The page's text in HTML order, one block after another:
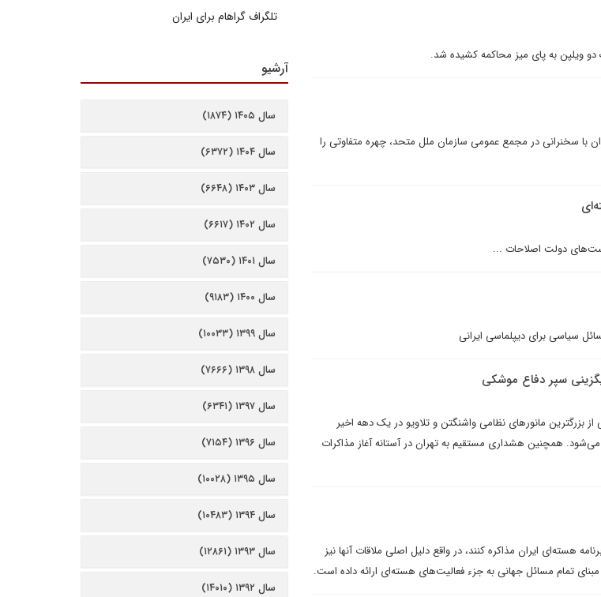
ویلپن به پای میز محاکمه کشیده شد.
ایران با سخنرانی در مجمع عمومی سازمان ملل متحد، چهره متفاوتی را
سیاسی برای دیپلماسی ایرانی
سپر دفاع موشکی
بزرگترین مانورهای نظامی واشنگتن و تلاویو در یک دهه اخیر
همچنین هشداری مستقیم به تهران در آستانه آغاز مذاکرات
هسته‌ای ایران مذاکره کنند، در واقع دلیل اصلی ملاقات آنها نیز
تمام مسائل جهانی به جزء فعالیت‌های هسته‌ای ارائه داده است.
تلگراف گراهام برای ایران
آرشیو
سال ۱۴۰۵ (۱۸۷۴)
سال ۱۴۰۴ (۶۳۷۲)
سال ۱۴۰۳ (۶۶۴۸)
سال ۱۴۰۲ (۶۶۱۷)
سال ۱۴۰۱ (۷۵۳۰)
سال ۱۴۰۰ (۹۱۸۳)
سال ۱۳۹۹ (۱۰۰۳۳)
سال ۱۳۹۸ (۷۶۶۶)
سال ۱۳۹۷ (۶۳۴۱)
سال ۱۳۹۶ (۷۱۵۴)
سال ۱۳۹۵ (۱۰۰۲۸)
سال ۱۳۹۴ (۱۰۴۸۳)
سال ۱۳۹۳ (۱۲۸۶۱)
سال ۱۳۹۲ (۱۴۰۱۰)